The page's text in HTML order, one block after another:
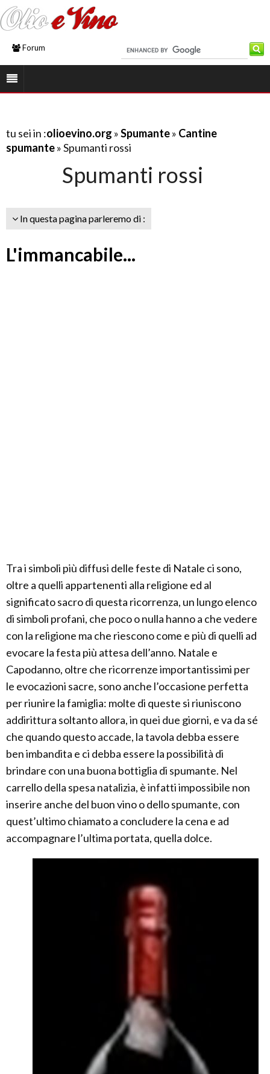
Forum
tu sei in :olioevino.org »Spumante» Cantine
spumante» Spumanti rossi
Spumanti rossi
In questa pagina parleremo di :
L'immancabile...
Tra i simboli più diffusi delle feste di Natale ci sono,
oltre a quelli appartenenti alla religione ed al
significato sacro di questa ricorrenza, un lungo elenco
di simboli profani, che poco o nulla hanno a che vedere
con la religione ma che riescono come e più di quelli ad
evocare la festa più attesa dell’anno. Natale e
Capodanno, oltre che ricorrenze importantissimi per
le evocazioni sacre, sono anche l’occasione perfetta
per riunire la famiglia: molte di queste si riuniscono
addirittura soltanto allora, in quei due giorni, e va da sé
che quando questo accade, la tavola debba essere
ben imbandita e ci debba essere la possibilità di
brindare con una buona bottiglia di spumante. Nel
carrello della spesa natalizia, è infatti impossibile non
inserire anche del buon vino o dello spumante, con
quest’ultimo chiamato a concludere la cena e ad
accompagnare l’ultima portata, quella dolce.